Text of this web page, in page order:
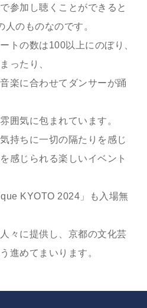
参加し聴くことができると
のものなのです。
トの数は100以上にのぼり、
ったり、
楽に合わせてダンサーが踊
囲気に包まれています。
持ちに一切の隔たりを感じ
感じられる楽しいイベント
KYOTO 2024」も入場無
々に提供し、京都の文化芸
進めてまいります。